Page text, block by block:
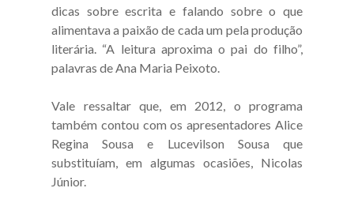
dicas sobre escrita e falando sobre o que
alimentava a paixão de cada um pela produção
literária. “A leitura aproxima o pai do filho”,
palavras de Ana Maria Peixoto.
Vale ressaltar que, em 2012, o programa
também contou com os apresentadores Alice
Regina Sousa e Lucevilson Sousa que
substituíam, em algumas ocasiões, Nicolas
Júnior.